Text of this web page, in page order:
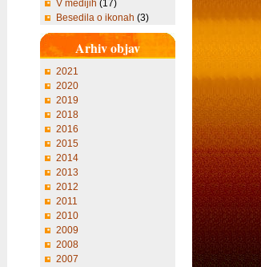
V medijih (17)
Besedila o ikonah (3)
Arhiv objav
2021
2020
2019
2018
2016
2015
2014
2013
2012
2011
2010
2009
2008
2007